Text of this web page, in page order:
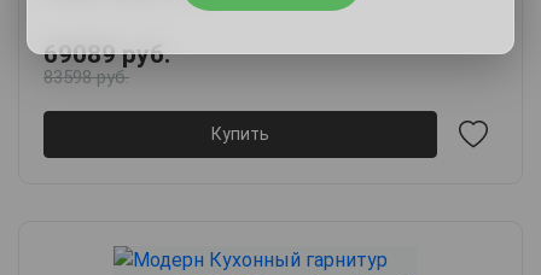
69089 руб.
83598 руб.
Купить